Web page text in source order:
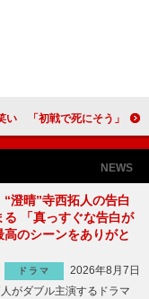
国武将になった自分に照れ笑い 「初戦で死にそう」
NEWS
“澄晴”寺西拓人の告白
る 「真っすぐな告白が
のシーンをありがと
ドラマ
2026年8月7日
がダブル主演するドラマ